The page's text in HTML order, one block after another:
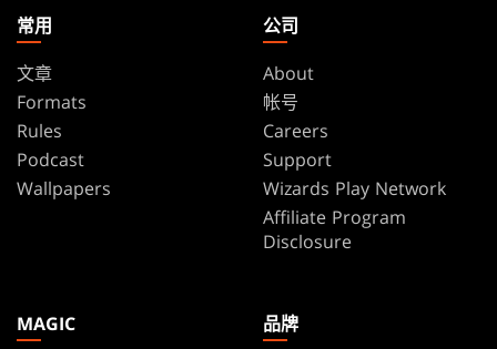
常用
文章
Formats
Rules
Podcast
Wallpapers
公司
About
帐号
Careers
Support
Wizards Play Network
Affiliate Program
Disclosure
MAGIC
品牌